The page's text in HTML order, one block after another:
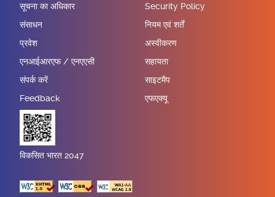
सूचना का अधिकार
संसाधन
प्रवेश
एनआईआरएफ / एनएएसी
संपर्क करें
Feedback
Security Policy
नियम एवं शर्तें
अस्वीकरण
सहायता
साइटमैप
एफएक्यू
विकसित भारत 2047